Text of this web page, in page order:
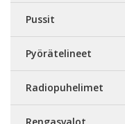
Pussit
Pyörätelineet
Radiopuhelimet